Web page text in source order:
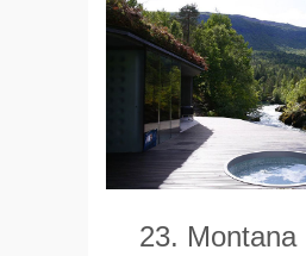
23. Montana